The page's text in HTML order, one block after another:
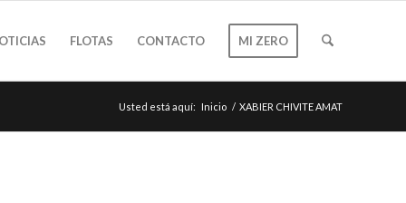
FLOTAS CONTACTO MI ZERO
Usted está aquí: Inicio / XABIER CHIVITE AMAT